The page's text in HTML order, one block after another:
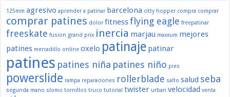
125mm agresivo aprender a patinar barcelona citty hopper compra comprar
comprar patines dolor fitnessflying eagle freepatinar
freeskate fusion grand prix inercia marjau maxxum mejores
patines mercadillo online oxelo patinaje patinar
patines patines niña patines niño pies
powerslide rampa reparaciones rollerblade salto salud seba
segunda mano slomo tornillos truco tutorial twister urban velocidad venta